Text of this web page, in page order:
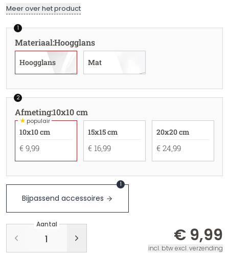
Meer over het product
1
Materiaal:Hoogglans
Hoogglans Mat
2
Afmeting:10x10 cm
★populair
10x10 cm
€ 9,99
15x15 cm
€ 16,99
20x20 cm
€ 24,99
Bijpassend accessoires
1
Aantal
€ 9,99
incl. btw excl. verzending